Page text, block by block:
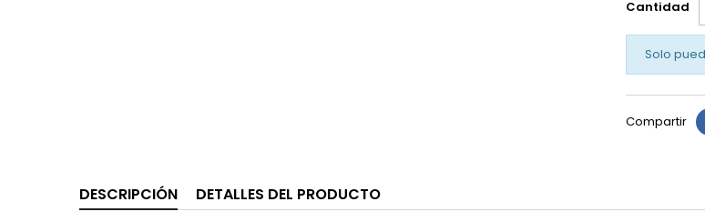
Cantidad
Solo
Compartir
DESCRIPCIÓN DETALLES DEL PRODUCTO